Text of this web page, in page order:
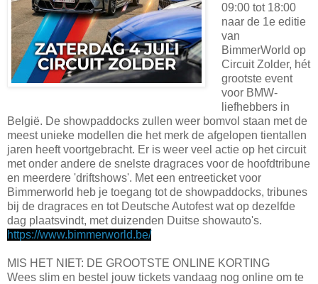
09:00 tot 18:00
naar de 1e editie
van
BimmerWorld op
Circuit Zolder, hét
grootste event
voor BMW-
liefhebbers in
België. De showpaddocks zullen weer bomvol staan met de
meest unieke modellen die het merk de afgelopen tientallen
jaren heeft voortgebracht. Er is weer veel actie op het circuit
met onder andere de snelste dragraces voor de hoofdtribune
en meerdere 'driftshows'. Met een entreeticket voor
Bimmerworld heb je toegang tot de showpaddocks, tribunes
bij de dragraces en tot Deutsche Autofest wat op dezelfde
dag plaatsvindt, met duizenden Duitse showauto's.
https://www.bimmerworld.be/
MIS HET NIET: DE GROOTSTE ONLINE KORTING
Wees slim en bestel jouw tickets vandaag nog online om te